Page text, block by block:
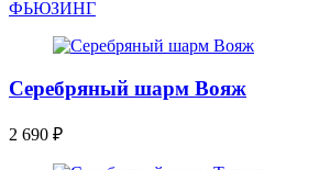
ФЬЮЗИНГ
Серебряный шарм Вояж
2 690 ₽